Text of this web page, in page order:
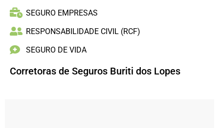
SEGURO EMPRESAS
RESPONSABILIDADE CIVIL (RCF)
SEGURO DE VIDA
Corretoras de Seguros Buriti dos Lopes